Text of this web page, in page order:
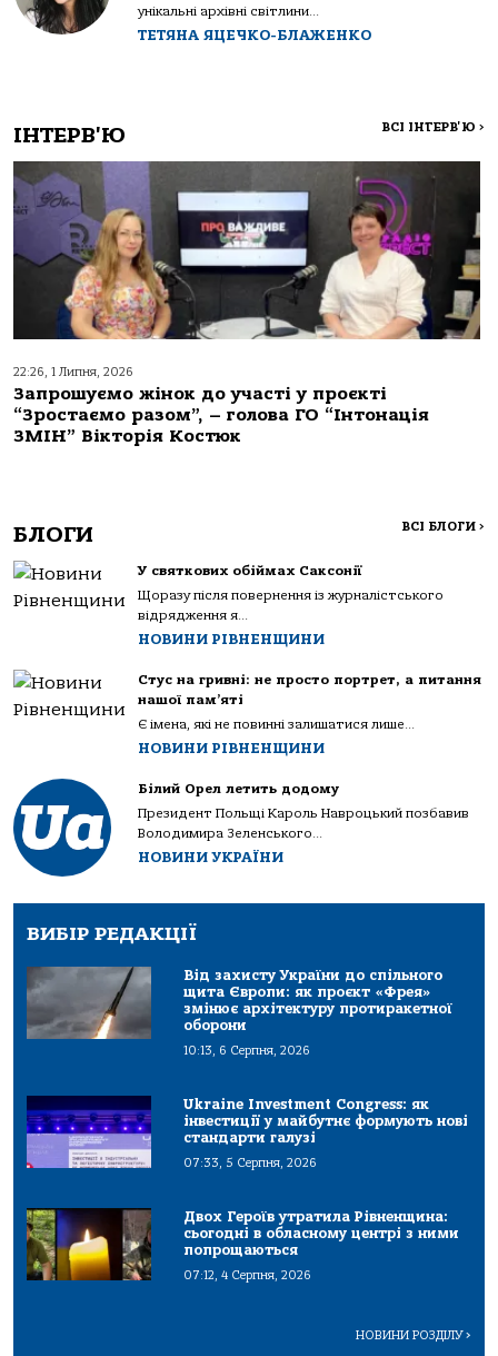
унікальні архівні світлини...
ТЕТЯНА ЯЦЕЧКО-БЛАЖЕНКО
ІНТЕРВ'Ю ВСІ ІНТЕРВ'Ю >
22:26, 1 Липня, 2026
Запрошуємо жінок до участі у проєкті
“Зростаємо разом”, – голова ГО “Інтонація
ЗМІН” Вікторія Костюк
БЛОГИ ВСІ БЛОГИ >
У святкових обіймах Саксонії
Щоразу після повернення із журналістського
відрядження я...
НОВИНИ РІВНЕНЩИНИ
Стус на гривні: не просто портрет, а питання
нашої пам’яті
Є імена, які не повинні залишатися лише...
НОВИНИ РІВНЕНЩИНИ
Білий Орел летить додому
Президент Польщі Кароль Навроцький позбавив
Володимира Зеленського...
НОВИНИ УКРАЇНИ
ВИБІР РЕДАКЦІЇ
Від захисту України до спільного
щита Європи: як проєкт «Фрея»
змінює архітектуру протиракетної
оборони
10:13, 6 Серпня, 2026
Ukraine Investment Congress: як
інвестиції у майбутнє формують нові
стандарти галузі
07:33, 5 Серпня, 2026
Двох Героїв утратила Рівненщина:
сьогодні в обласному центрі з ними
попрощаються
07:12, 4 Серпня, 2026
НОВИНИ РОЗДІЛУ>